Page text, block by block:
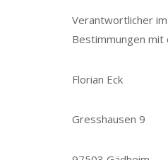
Verantwortlicher
Bestimmungen mit
Florian Eck
Gresshausen 9